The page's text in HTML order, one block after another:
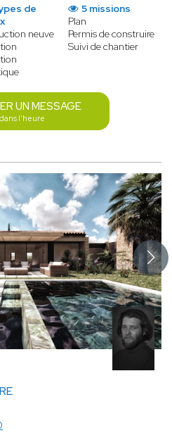
de
neuve
5 missions
Plan
Permis de construire
Suivi de chantier
UN MESSAGE
l'heure